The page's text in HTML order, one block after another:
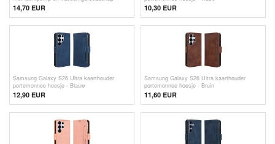
14,70 EUR 10,30 EUR
Samsung Galaxy S26 Ultra kaarthouder
portemonnee hoesje - Blauw
12,90 EUR
Samsung Galaxy S26 Ultra kaarthouder
portemonnee hoesje - Bruin
11,60 EUR